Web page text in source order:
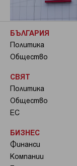
БЪЛГАРИЯ
Политика
Общество
СВЯТ
Политика
Общество
ЕС
БИЗНЕС
Финанси
Компании